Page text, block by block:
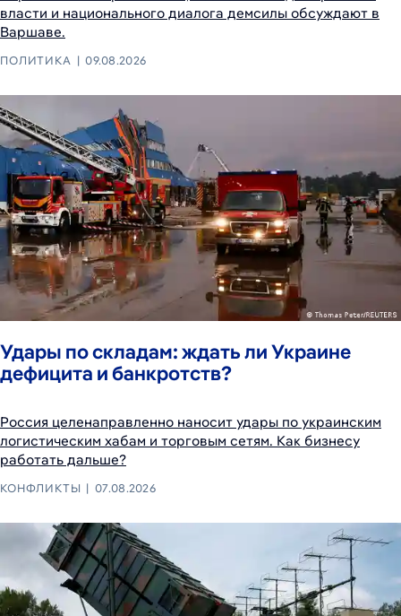
власти и национального диалога демсилы обсуждают в
Варшаве.
ПОЛИТИКА 09.08.2026
Удары по складам: ждать ли Украине
дефицита и банкротств?
Россия целенаправленно наносит удары по украинским
логистическим хабам и торговым сетям. Как бизнесу
работать дальше?
КОНФЛИКТЫ 07.08.2026